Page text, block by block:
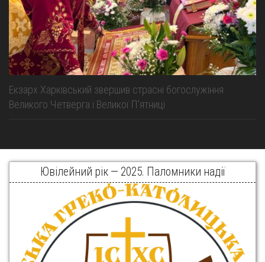
Екзарх Харківський звершив страсні богослужіння
Великого Четверга і Великої Пʼятниці
Ювілейний рік — 2025. Паломники надії